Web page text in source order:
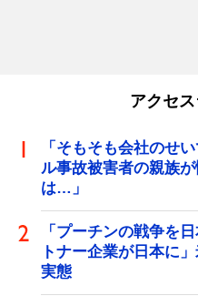
アクセ
「そもそも会社のせ
ル事故被害者の親族
は…」
「プーチンの戦争を
トナー企業が日本に
実態